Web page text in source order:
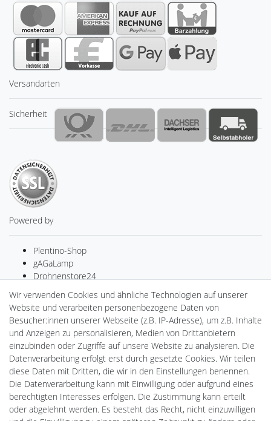
Versandarten
Sicherheit
Powered by
Plentino-Shop
gAGaLamp
Drohnenstore24
MeinUSB
Batteriespeicher
PlentiSolar
Gebrauchtlicht
Ledkauf
DEYESOLAR
Lightech Connect
CardanLight Europe
FORTIMO LEDs
LED-RETROSHOP
Wallbox24
Wir verwenden Cookies und ähnliche Technologien auf unserer
Website und verarbeiten personenbezogene Daten von
Besucher:innen unserer Webseite (z.B. IP-Adresse), um z.B. Inhalte
und Anzeigen zu personalisieren, Medien von Drittanbietern
einzubinden oder Zugriffe auf unsere Website zu analysieren. Die
Datenverarbeitung erfolgt erst durch gesetzte Cookies. Wir teilen
diese Daten mit Dritten, die wir in den Einstellungen benennen.
Die Datenverarbeitung kann mit Einwilligung oder aufgrund eines
berechtigten Interesses erfolgen. Die Zustimmung kann erteilt
oder abgelehnt werden. Es besteht das Recht, nicht einzuwilligen